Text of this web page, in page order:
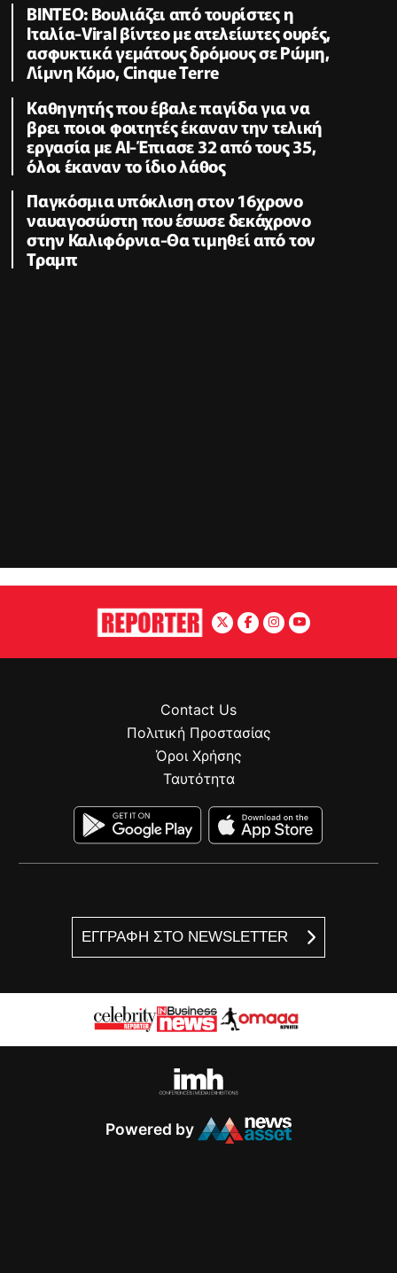
BINTEO: Βουλιάζει από τουρίστες η
Ιταλία-Viral βίντεο με ατελείωτες ουρές,
ασφυκτικά γεμάτους δρόμους σε Ρώμη,
Λίμνη Κόμο, Cinque Terre
Kαθηγητής που έβαλε παγίδα για να
βρει ποιοι φοιτητές έκαναν την τελική
εργασία με AI-Έπιασε 32 από τους 35,
όλοι έκαναν το ίδιο λάθος
Παγκόσμια υπόκλιση στον 16χρονο
ναυαγοσώστη που έσωσε δεκάχρονο
στην Καλιφόρνια-Θα τιμηθεί από τον
Τραμπ
ΕΓΓΡΑΦΗ ΣΤΟ NEWSLETTER
Contact Us
Πολιτική Προστασίας
Όροι Χρήσης
Ταυτότητα
Powered by